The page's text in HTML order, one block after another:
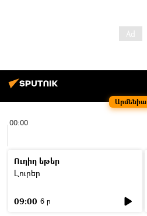
Արմենիա
00:00
Ուղիղ եթեր
Լուրեր
09:00 6 ր